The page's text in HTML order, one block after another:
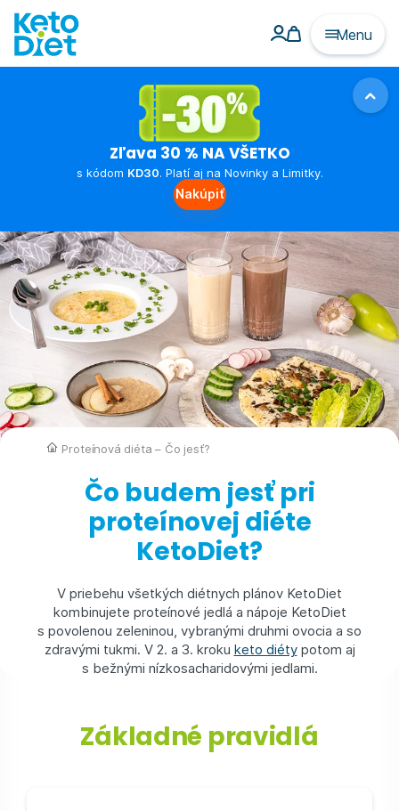
Menu
Zľava 30 % NA VŠETKO
s kódom KD30. Platí aj na Novinky a Limitky.
Nakúpiť
Proteínová diéta – Čo jesť?
Čo budem jesť pri
proteínovej diéte
KetoDiet?
V priebehu všetkých diétnych plánov KetoDiet
kombinujete proteínové jedlá a nápoje KetoDiet
s povolenou zeleninou, vybranými druhmi ovocia a so
zdravými tukmi. V 2. a 3. kroku keto diétypotom aj
s bežnými nízkosacharidovými jedlami.
Základné pravidlá